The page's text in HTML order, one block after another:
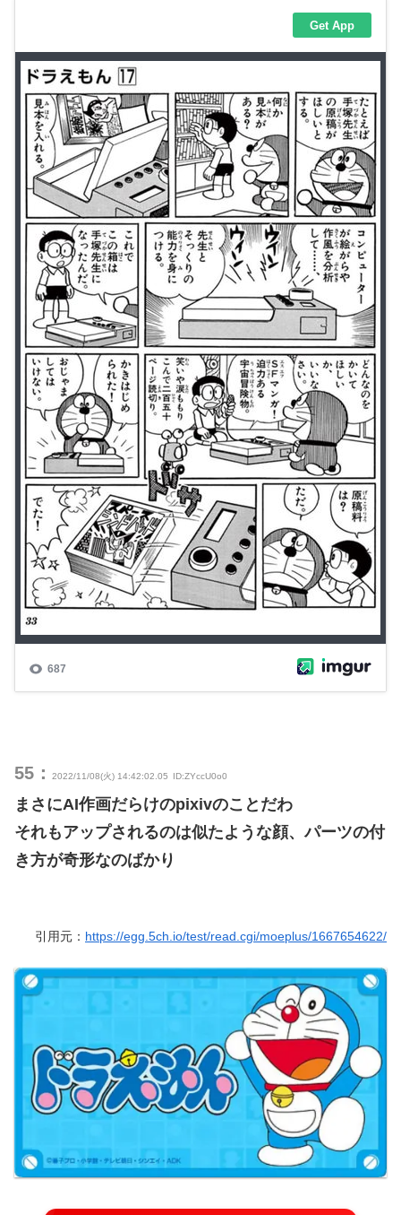
55： 2022/11/08(火) 14:42:02.05 ID:ZYccU0o0
まさにAI作画だらけのpixivのことだわ
それもアップされるのは似たような顔、パーツの付
き方が奇形なのばかり
引用元： https://egg.5ch.io/test/read.cgi/moeplus/1667654622/